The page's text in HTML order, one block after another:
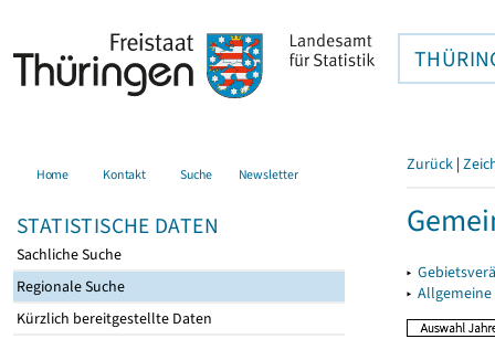
Home Kontakt Suche Newsletter
STATISTISCHE DATEN
Sachliche Suche
Regionale Suche
Kürzlich bereitgestellte Daten
Zurück |
▸
▸